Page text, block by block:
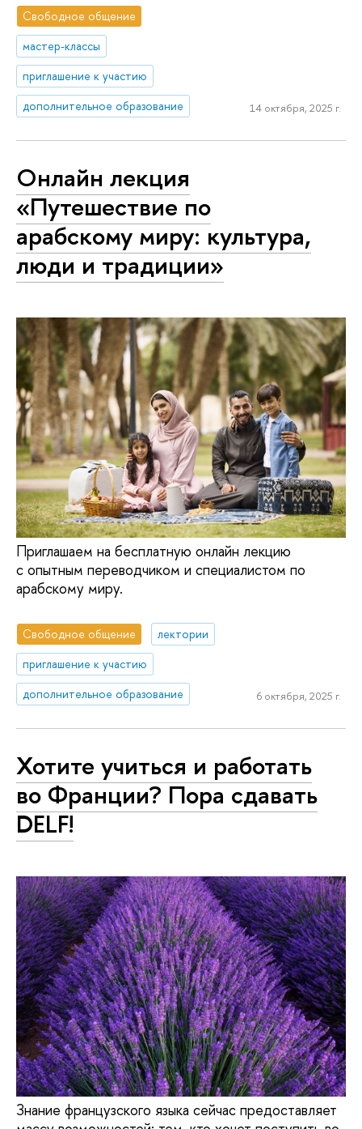
Свободное общение
мастер-классы
приглашение к участию
дополнительное образование
14 октября, 2025 г.
Онлайн лекция
«Путешествие по
арабскому миру: культура,
люди и традиции»
Приглашаем на бесплатную онлайн лекцию
с опытным переводчиком и специалистом по
арабскому миру.
Свободное общение
лектории
приглашение к участию
дополнительное образование
6 октября, 2025 г.
Хотите учиться и работать
во Франции? Пора сдавать
DELF!
Знание французского языка сейчас предоставляет